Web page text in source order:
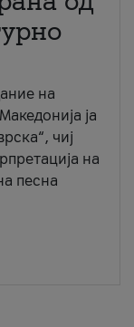
на
ја
чиј
на
песна